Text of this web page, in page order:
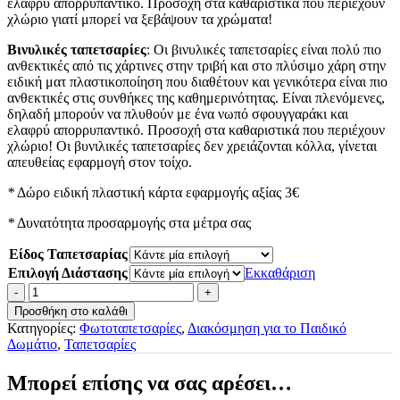
χλώριο γιατί μπορεί να ξεβάψουν τα χρώματα!
Βινυλικές ταπετσαρίες: Οι βινυλικές ταπετσαρίες είναι πολύ πιο
ανθεκτικές από τις χάρτινες στην τριβή και στο πλύσιμο χάρη στην
ειδική ματ πλαστικοποίηση που διαθέτουν και γενικότερα είναι πιο
ανθεκτικές στις συνθήκες της καθημερινότητας. Είναι πλενόμενες,
δηλαδή μπορούν να πλυθούν με ένα νωπό σφουγγαράκι και
ελαφρύ απορρυπαντικό. Προσοχή στα καθαριστικά που περιέχουν
χλώριο! Οι βυνιλικές ταπετσαρίες δεν χρειάζονται κόλλα, γίνεται
απευθείας εφαρμογή στον τοίχο.
* Δώρο ειδική πλαστική κάρτα εφαρμογής αξίας 3€
* Δυνατότητα προσαρμογής στα μέτρα σας
Είδος Ταπετσαρίας
Επιλογή Διάστασης
Εκκαθάριση
Φωτοταπετσαρία
Τοίχου
-
Τα
Βουνά
Το
Προσθήκη στο καλάθι
Κατηγορίες: Φωτοταπετσαρίες, Διακόσμηση για το Παιδικό
Δωμάτιο, Ταπετσαρίες
Μπορεί επίσης να σας αρέσει…